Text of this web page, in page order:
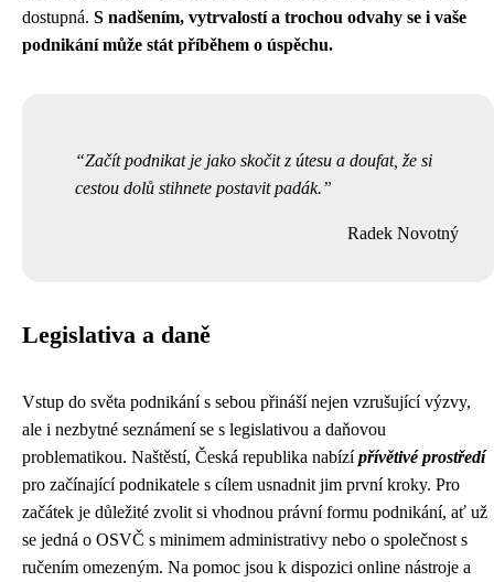
dostupná. S nadšením, vytrvalostí a trochou odvahy se i vaše
podnikání může stát příběhem o úspěchu.
Začít podnikat je jako skočit z útesu a doufat, že si
cestou dolů stihnete postavit padák.
Radek Novotný
Legislativa a daně
Vstup do světa podnikání s sebou přináší nejen vzrušující výzvy,
ale i nezbytné seznámení se s legislativou a daňovou
problematikou. Naštěstí, Česká republika nabízípřívětivé prostředí
pro začínající podnikatele s cílem usnadnit jim první kroky. Pro
začátek je důležité zvolit si vhodnou právní formu podnikání, ať už
se jedná o OSVČ s minimem administrativy nebo o společnost s
ručením omezeným. Na pomoc jsou k dispozici online nástroje a